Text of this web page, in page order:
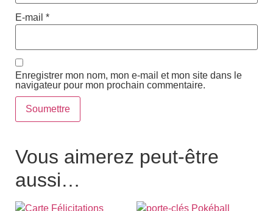
E-mail *
Enregistrer mon nom, mon e-mail et mon site dans le
navigateur pour mon prochain commentaire.
Vous aimerez peut-être
aussi…